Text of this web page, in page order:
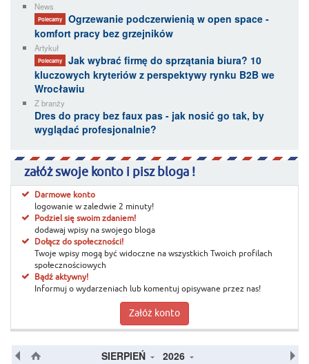
News
Polecamy
Ogrzewanie podczerwienią w open space -
komfort pracy bez grzejników
Artykuł
Polecamy
Jak wybrać firmę do sprzątania biura? 10
kluczowych kryteriów z perspektywy rynku B2B we
Wrocławiu
Z branży
Dres do pracy bez faux pas - jak nosić go tak, by
wyglądać profesjonalnie?
załóż swoje konto i pisz bloga !
Darmowe konto
logowanie w zaledwie 2 minuty!
Podziel się swoim zdaniem!
dodawaj wpisy na swojego bloga
Dołącz do społeczności!
Twoje wpisy mogą być widoczne na wszystkich Twoich profilach
społecznościowych
Bądź aktywny!
Informuj o wydarzeniach lub komentuj opisywane przez nas!
Załóż konto
SIERPIEŃ 2026